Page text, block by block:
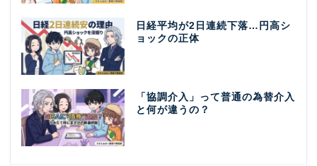
日経平均が2日連続下落…円高シ
ョックの正体
「協調介入」って普通の為替介入
と何が違うの？